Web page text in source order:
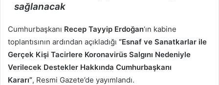
sağlanacak
Cumhurbaşkanı Recep Tayyip Erdoğan‘ın kabine
toplantısının ardından açıkladığı “Esnaf ve Sanatkarlar ile
Gerçek Kişi Tacirlere Koronavirüs Salgını Nedeniyle
Verilecek Destekler Hakkında Cumhurbaşkanı
Kararı”, Resmi Gazete’de yayımlandı.